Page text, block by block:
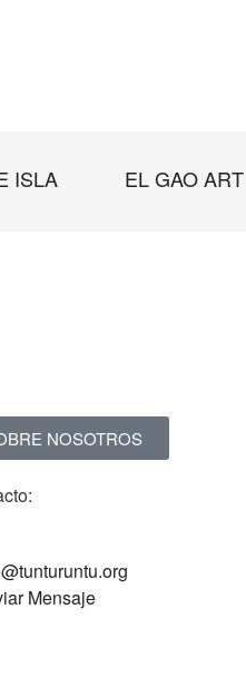
ISLA EL GAO ART
NOSOTROS
Mensaje